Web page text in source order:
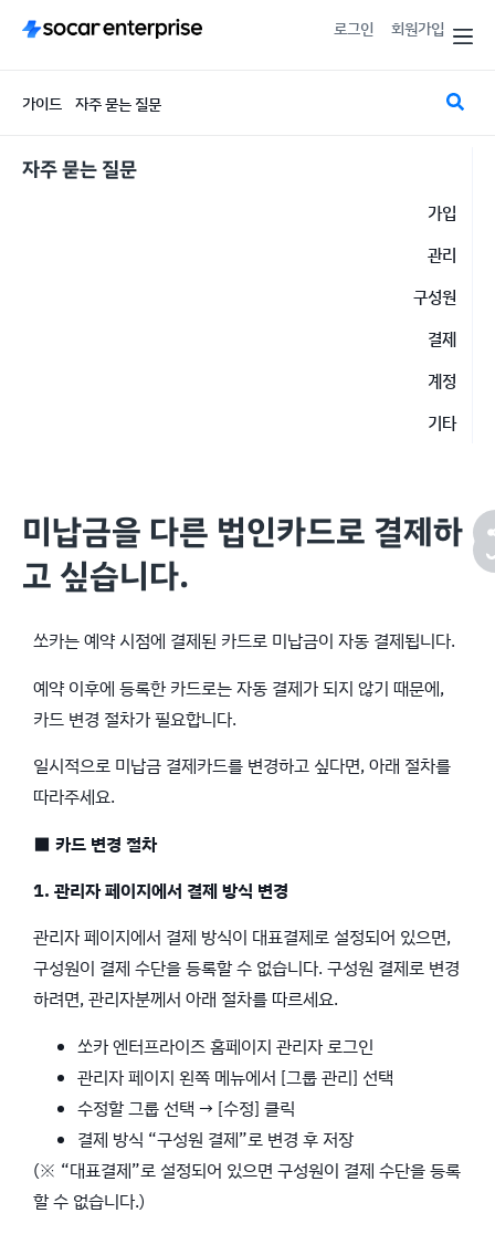
로그인 회원가입
가이드 자주 묻는 질문
자주 묻는 질문
가입
관리
구성원
결제
계정
기타
미납금을 다른 법인카드로 결제하
고 싶습니다.
쏘카는 예약 시점에 결제된 카드로 미납금이 자동 결제됩니다.
예약 이후에 등록한 카드로는 자동 결제가 되지 않기 때문에,
카드 변경 절차가 필요합니다.
일시적으로 미납금 결제카드를 변경하고 싶다면, 아래 절차를
따라주세요.
■ 카드 변경 절차
1. 관리자 페이지에서 결제 방식 변경
관리자 페이지에서 결제 방식이 대표결제로 설정되어 있으면,
구성원이 결제 수단을 등록할 수 없습니다. 구성원 결제로 변경
하려면, 관리자분께서 아래 절차를 따르세요.
쏘카 엔터프라이즈 홈페이지 관리자 로그인
관리자 페이지 왼쪽 메뉴에서 [그룹 관리] 선택
수정할 그룹 선택 → [수정] 클릭
결제 방식 “구성원 결제”로 변경 후 저장
(※ “대표결제”로 설정되어 있으면 구성원이 결제 수단을 등록
할 수 없습니다.)